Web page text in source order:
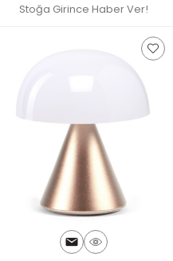
Stoğa Girince Haber Ver!